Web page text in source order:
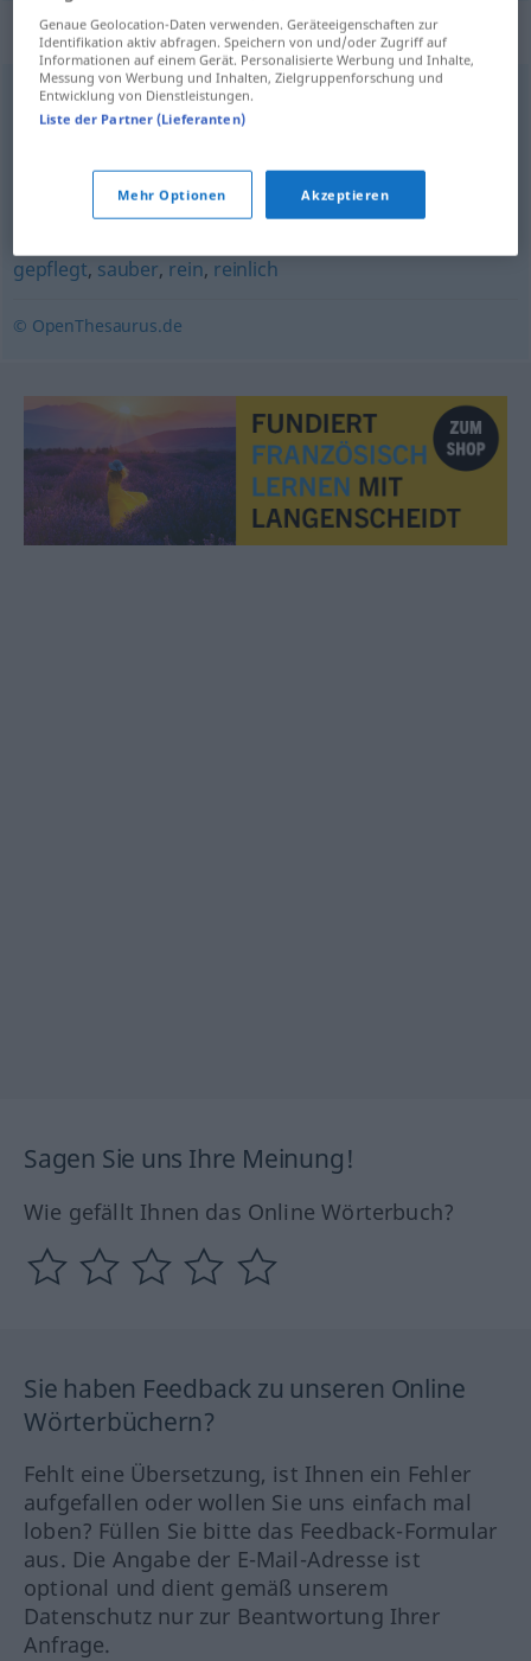
Synonyme für "hygienisch"
sauber,aseptisch,steril,keimfrei
tipptopp,blitzsauber, picobello (ugs.),pieksauber
sauber,spiegelblank blitzblank,proper
gepflegt, sauber, rein, reinlich
© OpenThesaurus.de
Sagen Sie uns Ihre Meinung!
Wie gefällt Ihnen das Online Wörterbuch?
Sie haben Feedback zu unseren Online
Wörterbüchern?
Fehlt eine Übersetzung, ist Ihnen ein Fehler
aufgefallen oder wollen Sie uns einfach mal
loben? Füllen Sie bitte das Feedback-Formular
aus. Die Angabe der E-Mail-Adresse ist
optional und dient gemäß unserem
Datenschutz nur zur Beantwortung Ihrer
Anfrage.
Genaue Geolocation-Daten verwenden. Geräteeigenschaften zur
Identifikation aktiv abfragen. Speichern von und/oder Zugriff auf
Informationen auf einem Gerät. Personalisierte Werbung und Inhalte,
Messung von Werbung und Inhalten, Zielgruppenforschung und
Entwicklung von Dienstleistungen.
Liste der Partner (Lieferanten)
Mehr Optionen Akzeptieren